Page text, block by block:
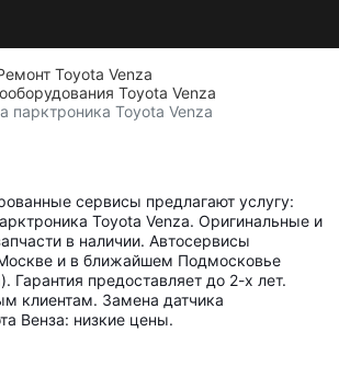
Toyota Venza
Toyota Venza
парктроника Toyota Venza
сервисы предлагают услугу:
Toyota Venza. Оригинальные и
в наличии. Автосервисы
и в ближайшем Подмосковье
Гарантия предоставляет до 2-х лет.
клиентам. Замена датчика
Венза: низкие цены.